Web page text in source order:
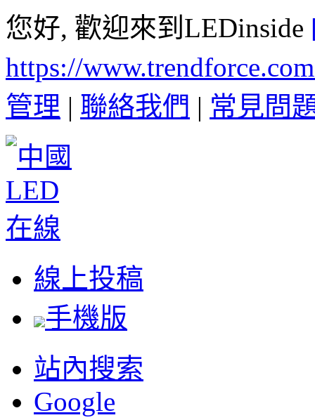
您好, 歡迎來到LEDinside
https://
管理 | 聯絡我們 | 常見問
線上投稿
手機版
站內搜索
Google